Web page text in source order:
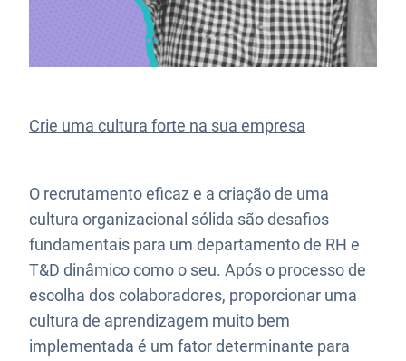
Crie uma cultura forte na sua empresa
O recrutamento eficaz e a criação de uma
cultura organizacional sólida são desafios
fundamentais para um departamento de RH e
T&D dinâmico como o seu. Após o processo de
escolha dos colaboradores, proporcionar uma
cultura de aprendizagem muito bem
implementada é um fator determinante para